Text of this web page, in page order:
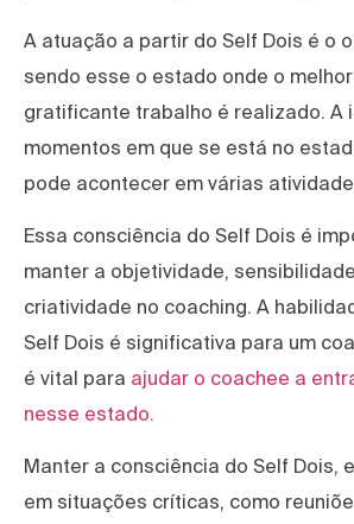
A atuação a partir do Self Dois é o
sendo esse o estado onde o
gratificante trabalho é realizado. A
momentos em que se está no
pode acontecer em várias
Essa consciência do Self Dois é
manter a objetividade,
criatividade no coaching. A
Self Dois é significativa para um
é vital para ajudar o coachee a
nesse estado.
Manter a consciência do Self Dois,
em situações críticas, como